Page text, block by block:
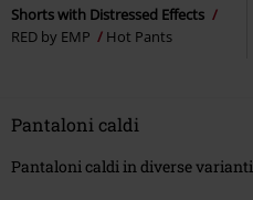
Shorts with Distressed Effects
RED by EMP
Hot Pants
Pantaloni caldi
Pantaloni caldi in diverse varianti